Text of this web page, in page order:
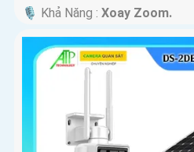
️🎙 Khả Năng : Xoay Zoom.